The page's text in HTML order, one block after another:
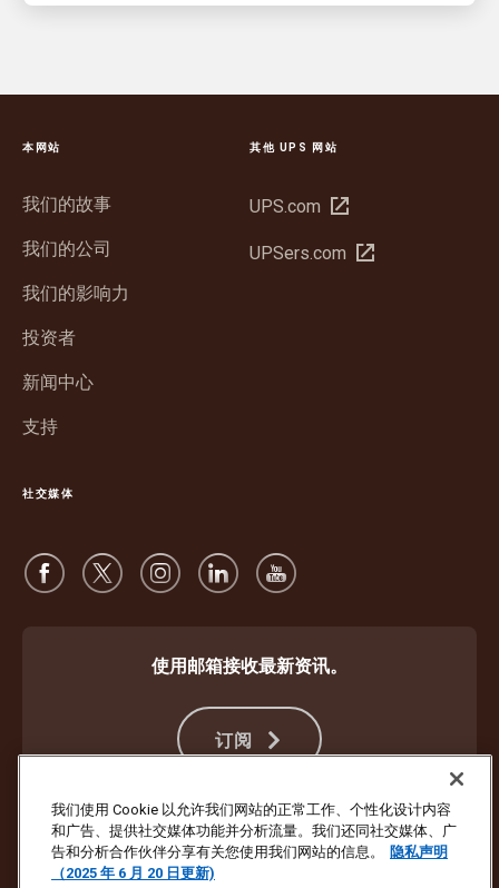
本网站
我们的故事
我们的公司
我们的影响力
投资者
新闻中心
支持
其他 UPS 网站
UPS.com 在
窗
UPSers.com 在
社交媒体
使用邮箱接收最新资讯。
订阅
防止欺诈 条款与条件 网站使用条款 隐私声明 Cookie 设置
版权所有 ©1994 - 2026 United Parcel Service of America, Inc. 保留所有
我们使用 Cookie 以允许我们网站的正常工作、个性化设计内容
和广告、提供社交媒体功能并分析流量。我们还同社交媒体、广
告和分析合作伙伴分享有关您使用我们网站的信息。
隐私声明
（2025 年 6 月 20 日更新)